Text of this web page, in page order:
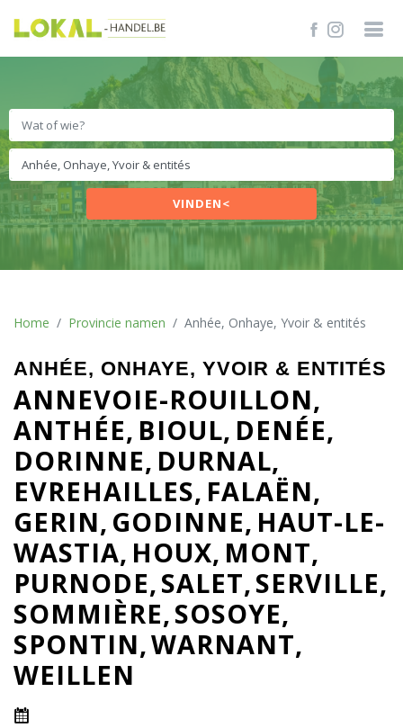
VINDEN<
Home Provincie namen Anhée, Onhaye, Yvoir & entités
ANHÉE, ONHAYE, YVOIR & ENTITÉS
ANNEVOIE-ROUILLON
ANTHÉE BIOUL DENÉE
DORINNE DURNAL
EVREHAILLES FALAËN
GERIN GODINNE HAUT-LE-
WASTIA HOUX MONT
PURNODE SALET SERVILLE
SOMMIÈRE SOSOYE
SPONTIN WARNANT
WEILLEN